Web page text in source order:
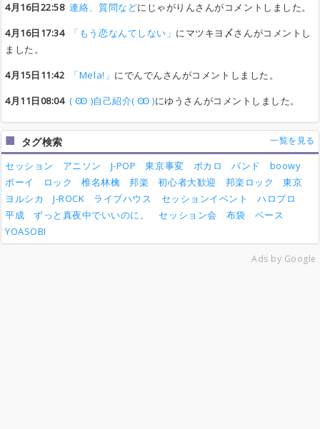
4月16日22:58 連絡、質問などにじゃがりんさんがコメントしました。
4月16日17:34
「もう恋なんてしない」 にマツキヨ〆さんがコメントし
ました。
4月15日11:42
「Mela!」 にでんでんさんがコメントしました。
4月11日08:04 ( Ꙭ )自己紹介( Ꙭ )にゆうさんがコメントしました。
タグ検索 一覧を見る
セッション アニソン J-POP 東京事変 ボカロ バンド
boowy
ボーイ
ロック 椎名林檎 邦楽 初心者大歓迎 邦楽ロック
東京
ヨルシカ
J-ROCK ライブハウス セッションイベント
ハロプロ
平成
ずっと真夜中でいいのに。 セッション会 布袋
ベース
YOASOBI
Ads by Google